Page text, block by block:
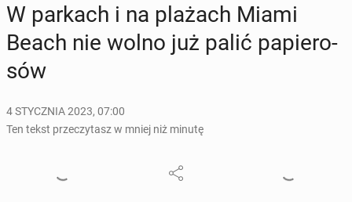
W parkach i na plażach Miami
Beach nie wolno już palić pa­pie­ro­
sów
4 STYCZNIA 2023, 07:00
Ten tekst przeczytasz w mniej niż minutę